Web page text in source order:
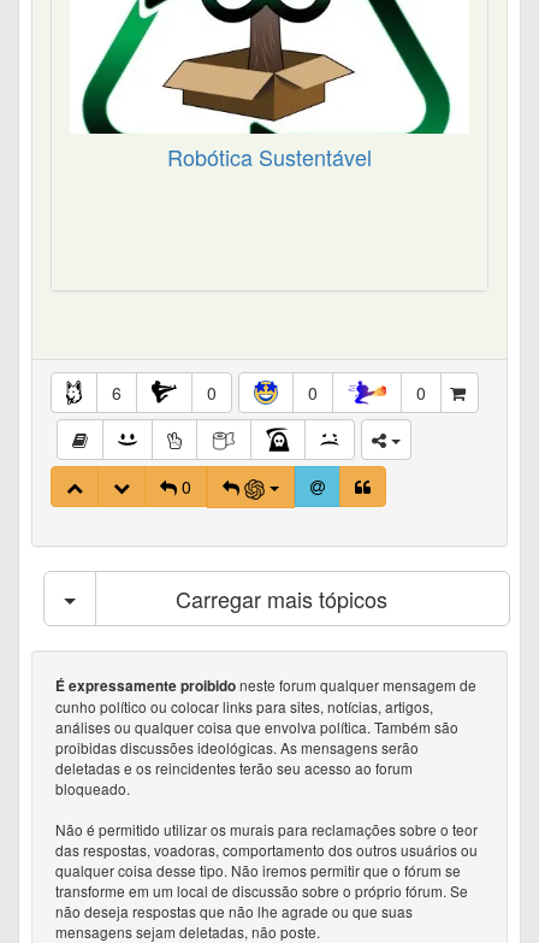
Robótica Sustentável
6 0 0 0
0
Carregar mais tópicos
É expressamente proibidoneste forum qualquer mensagem de
cunho político ou colocar links para sites, notícias, artigos,
análises ou qualquer coisa que envolva política. Também são
proibidas discussões ideológicas. As mensagens serão
deletadas e os reincidentes terão seu acesso ao forum
bloqueado.
Não é permitido utilizar os murais para reclamações sobre o teor
das respostas, voadoras, comportamento dos outros usuários ou
qualquer coisa desse tipo. Não iremos permitir que o fórum se
transforme em um local de discussão sobre o próprio fórum. Se
não deseja respostas que não lhe agrade ou que suas
mensagens sejam deletadas, não poste.